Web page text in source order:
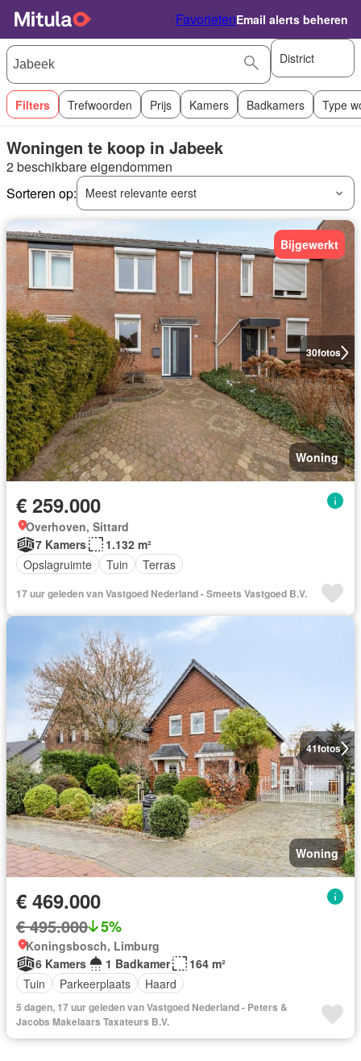
FavorietenEmail alerts beheren
District
Filters Trefwoorden Prijs Kamers Badkamers Type
Woningen te koop in Jabeek
2 beschikbare eigendommen
Sorteren op:
Meest relevante eerst
30fotos
Bijgewerkt
Woning
€ 259.000
Overhoven, Sittard
7 Kamers
1.132 m²
Opslagruimte
Tuin Terras
17 uur geleden van Vastgoed Nederland - Smeets Vastgoed B.V.
41fotos
Woning
€ 469.000
€ 495.000 5%
Koningsbosch, Limburg
6 Kamers
1 Badkamer
164 m²
Tuin
Parkeerplaats Haard
5 dagen, 17 uur geleden van Vastgoed Nederland - Peters &
Jacobs Makelaars Taxateurs B.V.